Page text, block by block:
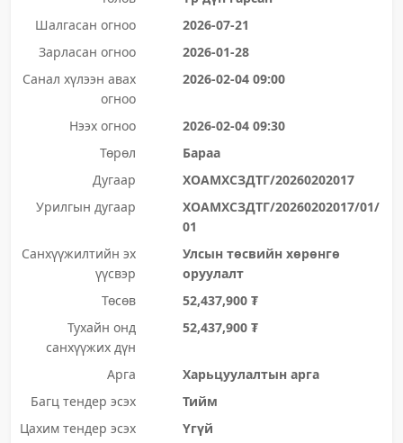
Шалгасан огноо
2026-07-21
Зарласан огноо
2026-01-28
Санал хүлээн авах
огноо
2026-02-04 09:00
Нээх огноо
2026-02-04 09:30
Төрөл
Бараа
Дугаар
ХОАМХСЗДТГ/20260202017
Урилгын дугаар
ХОАМХСЗДТГ/20260202017/01/
01
Санхүүжилтийн эх
үүсвэр
Улсын төсвийн хөрөнгө
оруулалт
Төсөв
52,437,900 ₮
Тухайн онд
санхүүжих дүн
52,437,900 ₮
Арга
Харьцуулалтын арга
Багц тендер эсэх
Тийм
Цахим тендер эсэх
Үгүй